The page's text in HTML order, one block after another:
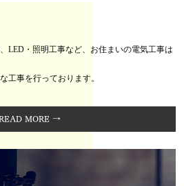
LED・照明工事など、お住まいの電気工事は
工事を行っております。
MORE →